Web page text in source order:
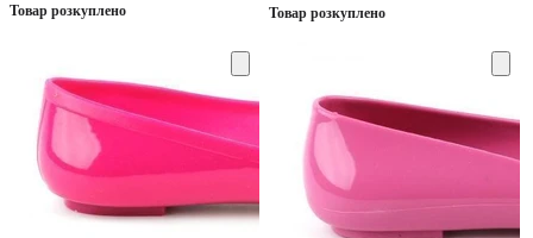
Товар розкуплено Товар розкуплено